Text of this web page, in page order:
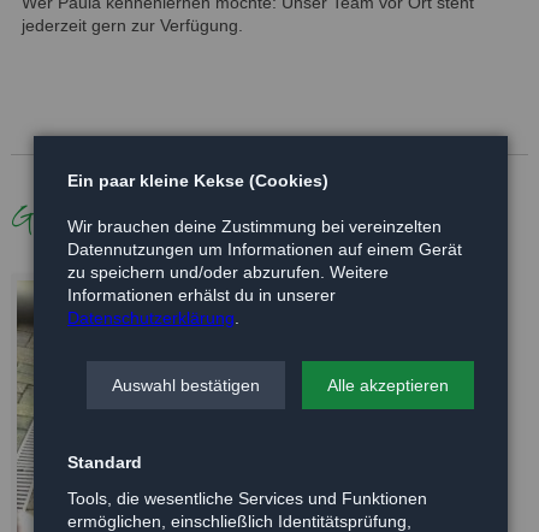
jederzeit gern zur Verfügung.
Galerie
Ein paar kleine Kekse (Cookies)
Wir brauchen deine Zustimmung bei vereinzelten
Datennutzungen um Informationen auf einem Gerät
zu speichern und/oder abzurufen. Weitere
Informationen erhälst du in unserer
Datenschutzerklärung
Auswahl bestätigen Alle akzeptieren
Standard
Tools, die wesentliche Services und Funktionen
ermöglichen, einschließlich Identitätsprüfung,